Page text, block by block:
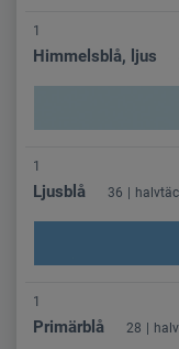
1
Himmelsblå, ljus
1
Ljusblå 36
1
Primärblå 28